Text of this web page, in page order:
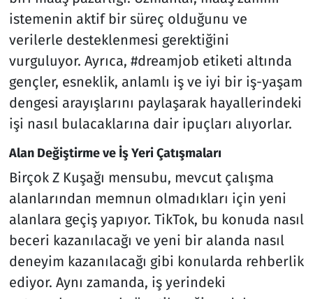
istemenin aktif bir süreç olduğunu ve
verilerle desteklenmesi gerektiğini
vurguluyor. Ayrıca, #dreamjob etiketi altında
gençler, esneklik, anlamlı iş ve iyi bir iş-yaşam
dengesi arayışlarını paylaşarak hayallerindeki
işi nasıl bulacaklarına dair ipuçları alıyorlar.
Alan Değiştirme ve İş Yeri Çatışmaları
Birçok Z Kuşağı mensubu, mevcut çalışma
alanlarından memnun olmadıkları için yeni
alanlara geçiş yapıyor. TikTok, bu konuda nasıl
beceri kazanılacağı ve yeni bir alanda nasıl
deneyim kazanılacağı gibi konularda rehberlik
ediyor. Aynı zamanda, iş yerindeki